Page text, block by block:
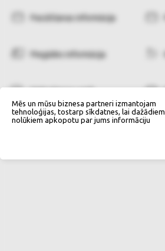
Pasūtīšanas informācija
Piegādes informācija
Mēs un mūsu biznesa partneri izmantojam
tehnoloģijas, tostarp sīkdatnes, lai dažādiem
nolūkiem apkopotu par jums informāciju